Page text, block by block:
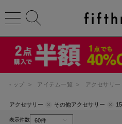
トップ > アイテム一覧 > アクセサリー
アクセサリー その他アクセサリー
表示件数